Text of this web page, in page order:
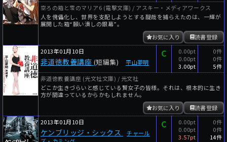
空ろの箱と零のマリア6 (電撃文庫) / アスキー・メディアワークス
人を傀儡化し、世界を支配しようとする醍哉を捕らえたのは、一輝が
展開した箱“願い潰しの銀幕”。
読書登録
お気に入り
2013年01月10日
非道徳教養講座 (短編集) 平山夢明
C
0.00pt
0.00pt
3.00pt
0件
0件
5件
非道徳教養講座 (光文社文庫) / 光文社
どこか生きづらいと感じている賢女子の皆様。それは、根本的に生き
方が間違っているからかもしれません。
読書登録
お気に入り
2013年01月10日
ケンブリッジ・シックス
チャール
C
0.00pt
0.00pt
3.57pt
0件
0件
14件